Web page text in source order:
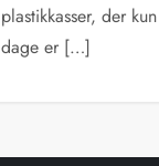
plastikkasser, der
dage er […]